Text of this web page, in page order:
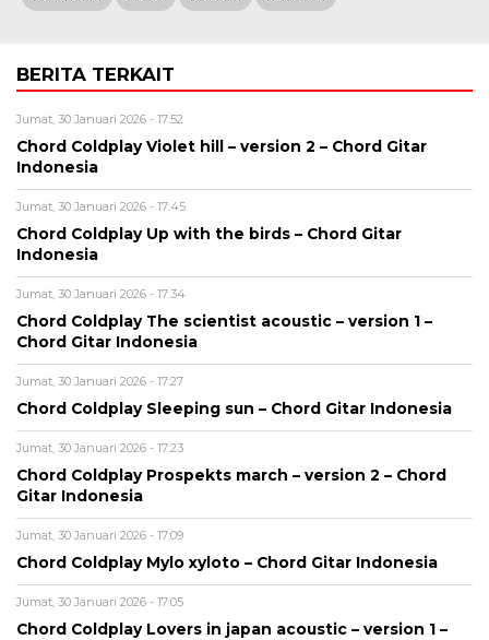
BERITA TERKAIT
Jumat, 30 Januari 2026 - 17:52
Chord Coldplay Violet hill – version 2 – Chord Gitar
Indonesia
Jumat, 30 Januari 2026 - 17:45
Chord Coldplay Up with the birds – Chord Gitar
Indonesia
Jumat, 30 Januari 2026 - 17:34
Chord Coldplay The scientist acoustic – version 1 –
Chord Gitar Indonesia
Jumat, 30 Januari 2026 - 17:27
Chord Coldplay Sleeping sun – Chord Gitar Indonesia
Jumat, 30 Januari 2026 - 17:23
Chord Coldplay Prospekts march – version 2 – Chord
Gitar Indonesia
Jumat, 30 Januari 2026 - 17:09
Chord Coldplay Mylo xyloto – Chord Gitar Indonesia
Jumat, 30 Januari 2026 - 17:05
Chord Coldplay Lovers in japan acoustic – version 1 –